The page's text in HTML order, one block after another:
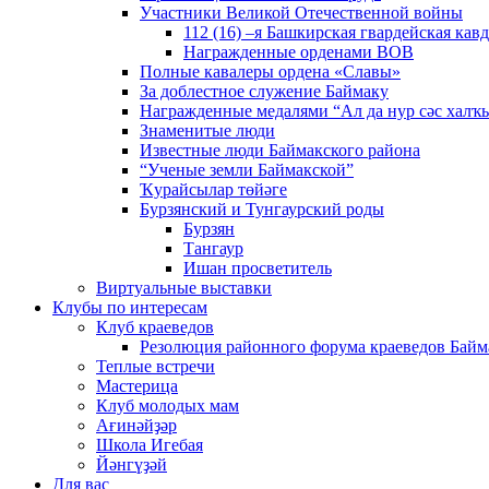
Участники Великой Отечественной войны
112 (16) –я Башкирская гвардейская
Награжденные орденами ВОВ
Полные кавалеры ордена «Славы»
За доблестное служение Баймаку
Награжденные медалями “Ал да нур сәс
Знаменитые люди
Известные люди Баймакского района
“Ученые земли Баймакской”
Ҡурайсылар төйәге
Бурзянский и Тунгаурский роды
Бурзян
Тангаур
Ишан просветитель
Виртуальные выставки
Клубы по интересам
Клуб краеведов
Резолюция районного форума краеведов
Теплые встречи
Мастерица
Клуб молодых мам
Ағинәйҙәр
Школа Игебая
Йәнгүҙәй
Для вас